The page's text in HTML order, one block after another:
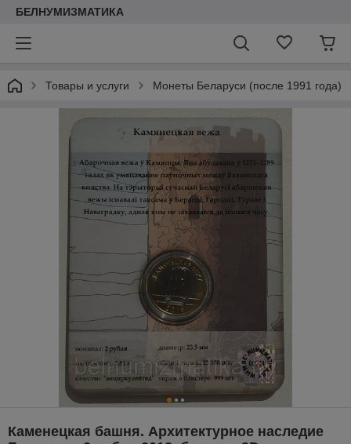
БЕЛНУМИЗМАТИКА
Товары и услуги Монеты Беларуси (после 1991 года)
Каменецкая башня. Архитектурное наследие